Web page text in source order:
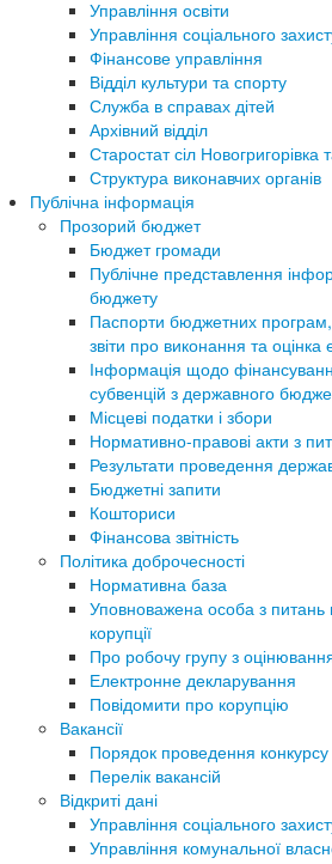
Управління освіти
Управління соціального
Фінансове управління
Відділ культури та спорту
Служба в справах дітей
Архівний відділ
Старостат сіл Новогригорівка
Структура виконавчих органів
Публічна інформація
Прозорий бюджет
Бюджет громади
Публічне представлення
бюджету
Паспорти бюджетних
звіти про виконання та оцінка
Інформація щодо
субвенцій з державного
Місцеві податки і збори
Нормативно-правові акти з
Результати проведення
Бюджетні запити
Кошториси
Фінансова звітність
Політика доброчесності
Нормативна база
Уповноважена особа з питань
корупції
Про робочу групу з
Електронне декларування
Повідомити про корупцію
Вакансії
Порядок проведення конкурсу
Перелік вакансій
Відкриті дані
Управління соціального
Управління комунальної